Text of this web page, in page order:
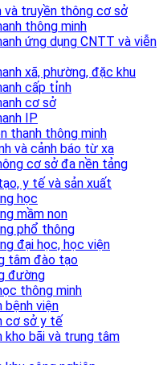
và truyền thông cơ sở
thông minh
ứng dụng CNTT và viễn
xã, phường, đặc khu
cấp tỉnh
cơ sở
IP
thanh thông minh
và cảnh báo từ xa
cơ sở đa nền tảng
y tế và sản xuất
học
mầm non
phổ thông
đại học, học viện
tâm đào tạo
đường
thông minh
bệnh viện
cơ sở y tế
kho bãi và trung tâm